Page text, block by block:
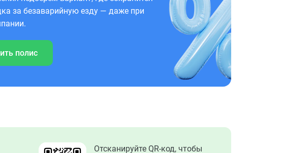
за безаварийную езду — даже при
полис
Отсканируйте QR-код, чтобы